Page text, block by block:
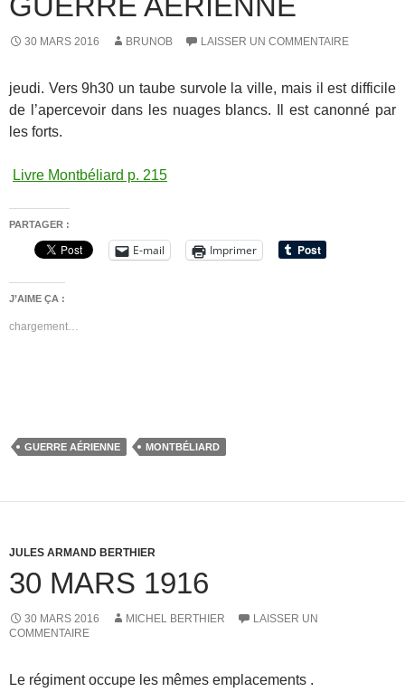
30 MARS 2016 BRUNOB LAISSER UN COMMENTAIRE
jeudi. Vers 9h30 un taube survole la ville, mais il est difficile
de l’apercevoir dans les nuages blancs. Il est canonné par
les forts.
Livre Montbéliard p. 215
PARTAGER :
E-mail Imprimer
J’AIME ÇA :
chargement…
GUERRE AÉRIENNE MONTBÉLIARD
JULES ARMAND BERTHIER
30 MARS 1916
30 MARS 2016 MICHEL BERTHIER
LAISSER UN
COMMENTAIRE
Le régiment occupe les mêmes emplacements .